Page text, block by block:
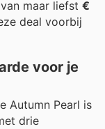
maar liefst €
deal voorbij
voor je
Autumn Pearl is
drie